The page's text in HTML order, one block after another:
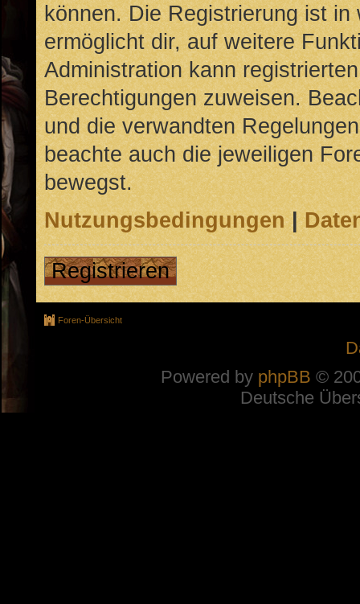
können. Die Registrierung ist
ermöglicht dir, auf weitere
Administration kann
Berechtigungen zuweisen.
und die verwandten
beachte auch die jeweiligen
bewegst.
Nutzungsbedingungen|
Registrieren
Foren-Übersicht
Powered by phpBB ©
Deutsche